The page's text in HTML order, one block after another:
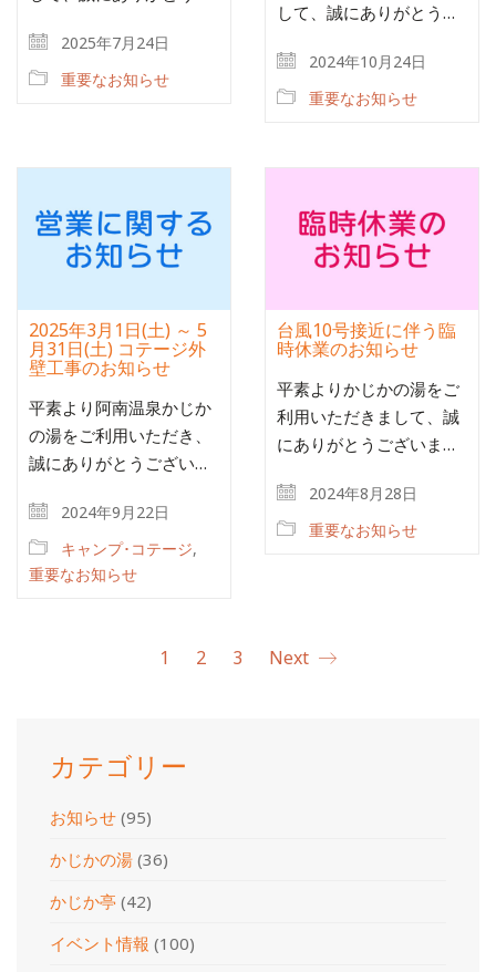
2025年7月24日
重要なお知らせ
して、誠にありがとう…
2024年10月24日
重要なお知らせ
2025年3月1日(土) ～ 5
月31日(土) コテージ外
壁工事のお知らせ
平素より阿南温泉かじか
の湯をご利用いただき、
誠にありがとうござい…
2024年9月22日
キャンプ･コテージ,
重要なお知らせ
台風10号接近に伴う臨
時休業のお知らせ
平素よりかじかの湯をご
利用いただきまして、誠
にありがとうございま…
2024年8月28日
重要なお知らせ
1 2 3 Next
カテゴリー
お知らせ (95)
かじかの湯 (36)
かじか亭 (42)
イベント情報 (100)